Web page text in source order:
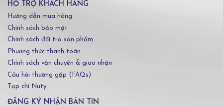
HỖ TRỢ KHÁCH HÀNG
Hướng dẫn mua hàng
Chính sách bảo mật
Chính sách đổi trả sản phẩm
Phương thức thanh toán
Chính sách vận chuyển & giao nhận
Câu hỏi thường gặp (FAQs)
Tạp chí Nuty
ĐĂNG KÝ NHẬN BẢN TIN